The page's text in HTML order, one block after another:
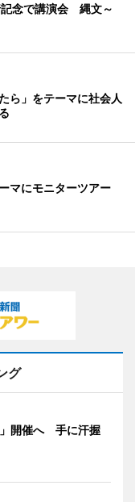
記念で講演会 縄文～
ら」をテーマに社会人
マにモニターツアー
グ
開催へ 手に汗握